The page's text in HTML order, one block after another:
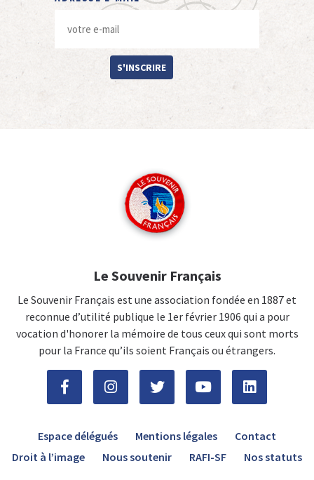
S'INSCRIRE
Le Souvenir Français
Le Souvenir Français est une association fondée en 1887 et
reconnue d’utilité publique le 1er février 1906 qui a pour
vocation d'honorer la mémoire de tous ceux qui sont morts
pour la France qu’ils soient Français ou étrangers.
Espace délégués Mentions légales
Contact
Droit à l’image
Nous soutenir RAFI-SF Nos statuts